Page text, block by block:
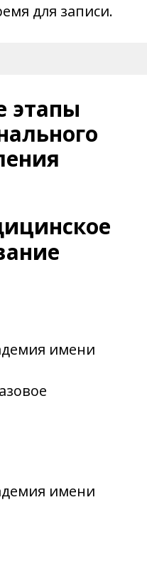
для записи.
этапы
имени
имени